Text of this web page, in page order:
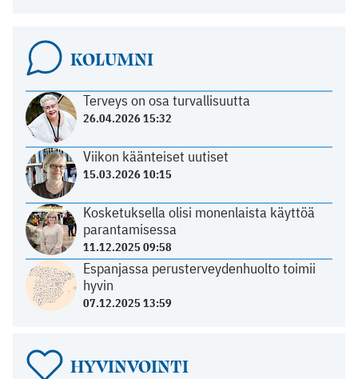
KOLUMNI
Terveys on osa turvallisuutta
26.04.2026 15:32
Viikon käänteiset uutiset
15.03.2026 10:15
Kosketuksella olisi monenlaista käyttöä
parantamisessa
11.12.2025 09:58
Espanjassa perusterveydenhuolto toimii
hyvin
07.12.2025 13:59
HYVINVOINTI